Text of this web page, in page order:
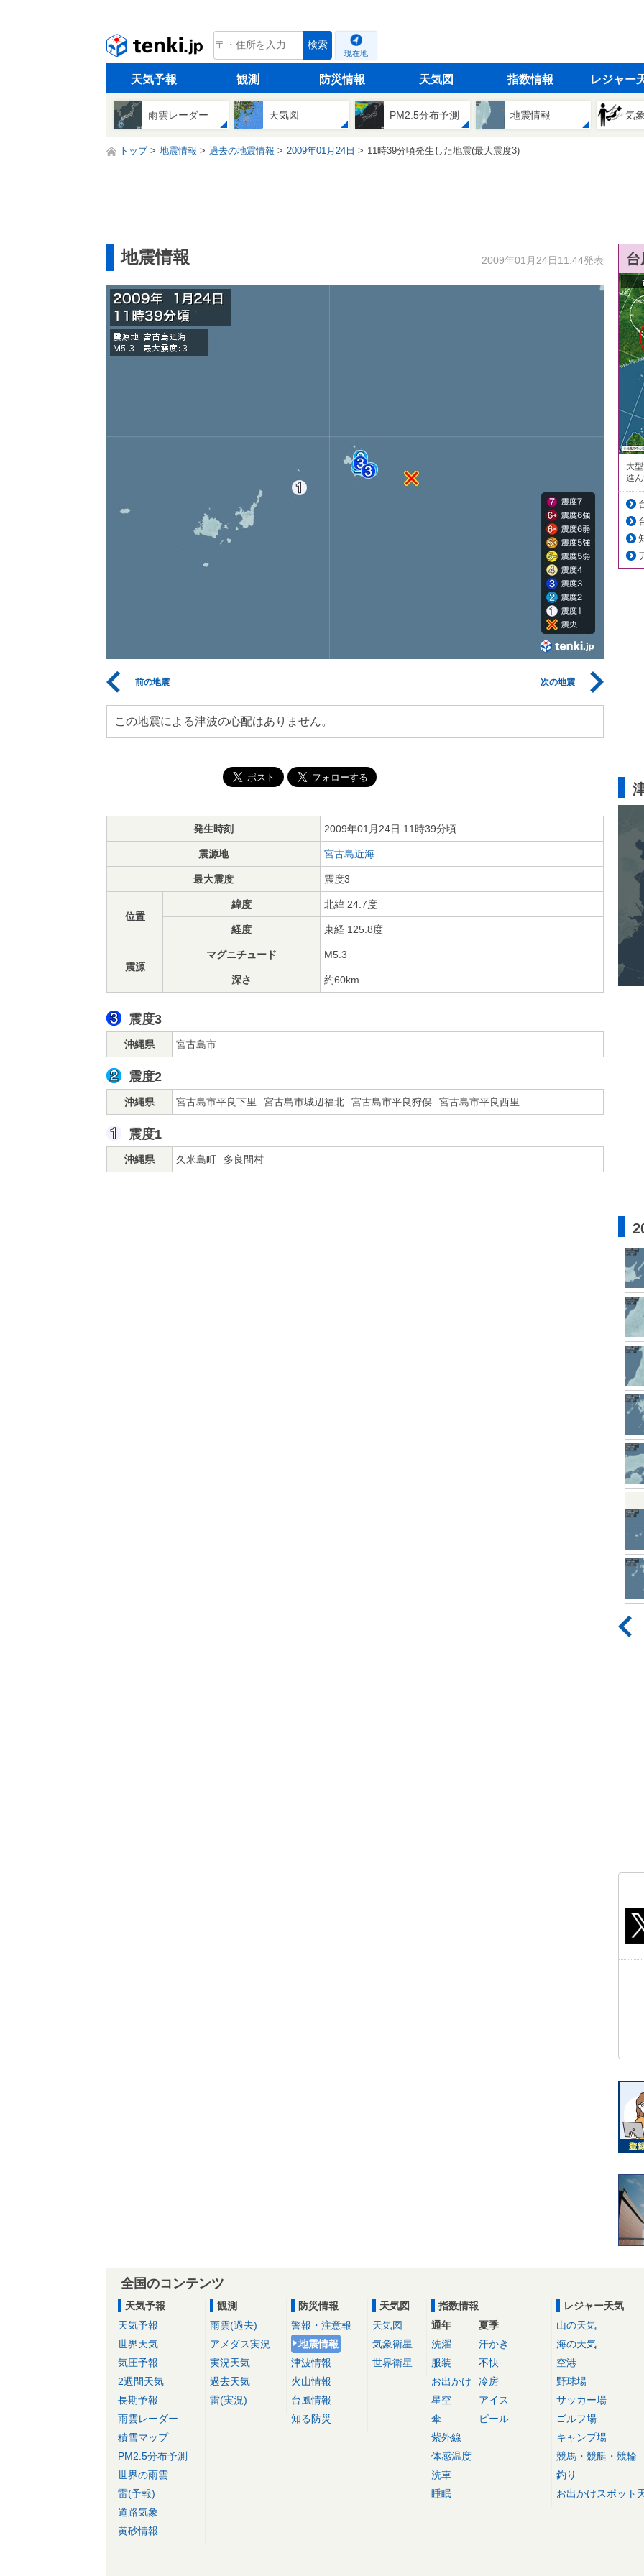
tenki.jp 検索
現在地
天気予報 観測 防災情報 天気図 指数情報 レジャー
雨雲レーダー 天気図 PM2.5分布予測 地震情報 気
トップ 地震情報 過去の地震情報 2009年01月24日 11時39分頃発生した地震(最大震度3)
地震情報 2009年01月24日11:44発表
前の地震 次の地震
この地震による津波の心配はありません。
発生時刻 2009年01月24日 11時39分頃
震源地 宮古島近海
最大震度 震度3
位置
緯度 北緯 24.7度
経度 東経 125.8度
震源
マグニチュード M5.3
深さ 約60km
震度3
沖縄県 宮古島市
震度2
沖縄県 宮古島市平良下里 宮古島市城辺福北 宮古島市平良狩俣 宮古島市平良西里
震度1
沖縄県 久米島町 多良間村
大
進
全国のコンテンツ
天気予報
天気予報
世界天気
気圧予報
2週間天気
長期予報
雨雲レーダー
積雪マップ
PM2.5分布予測
世界の雨雲
雷(予報)
道路気象
黄砂情報
観測
雨雲(過去)
アメダス実況
実況天気
過去天気
雷(実況)
防災情報
警報・注意報
地震情報
津波情報
火山情報
台風情報
知る防災
天気図
天気図
気象衛星
世界衛星
指数情報
通年
洗濯
服装
お出かけ
星空
傘
紫外線
体感温度
洗車
睡眠
夏季
汗かき
不快
冷房
アイス
ビール
レジャー天気
山の天気
海の天気
空港
野球場
サッカー場
ゴルフ場
キャンプ場
競馬・競艇・競輪
釣り
お出かけスポット